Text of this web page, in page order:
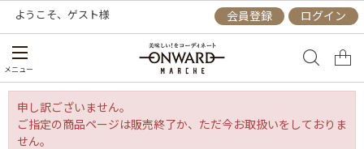
ようこそ、 ゲスト様 会員登録 ログイン
メニュー
申し訳ございません。
ご指定の商品ページは販売終了か、ただ今お取扱いをしておりま
せん。